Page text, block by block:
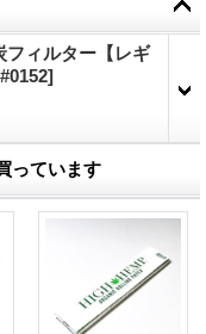
フィルター【レギ
#0152]
っています